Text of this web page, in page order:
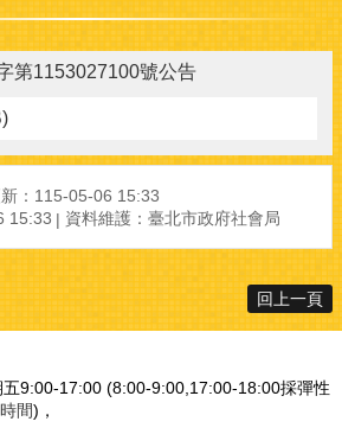
第1153027100號公告
：115-05-06 15:33
15:33
資料維護：臺北市政府社會局
回上一頁
五9:00-17:00 (8:00-9:00,17:00-18:00採彈性
間)，